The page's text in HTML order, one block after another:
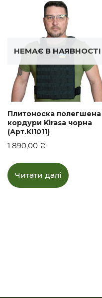
НЕМАЄ В НАЯВНОСТІ
Плитоноска полегшена
кордури Kirasa чорна
(Арт.KI1011)
1 890,00 ₴
Читати далі